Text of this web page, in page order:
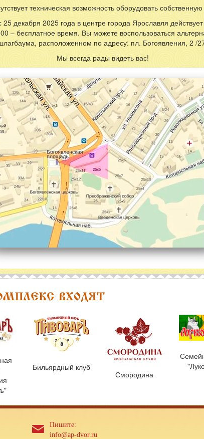
техническая возможность оборудовать собственную
декабря 2025 года в центре города Ярославля
– бесплатное время. Вы можете воспользоваться
расположенном по адресу: пл. Богоявления, 2 /
Мы всегда рады видеть вас!
Бильярдный клуб
Смородина
Пишите:
info@ap-dvor.ru